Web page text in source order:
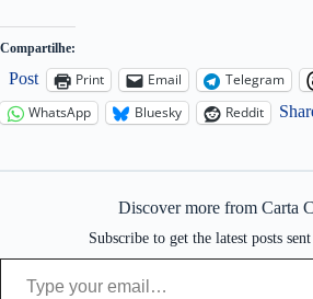
Compartilhe:
Post Print Email Telegram
WhatsApp
Bluesky Reddit
Discover more from Carta
Subscribe to get the latest posts
Type your email…